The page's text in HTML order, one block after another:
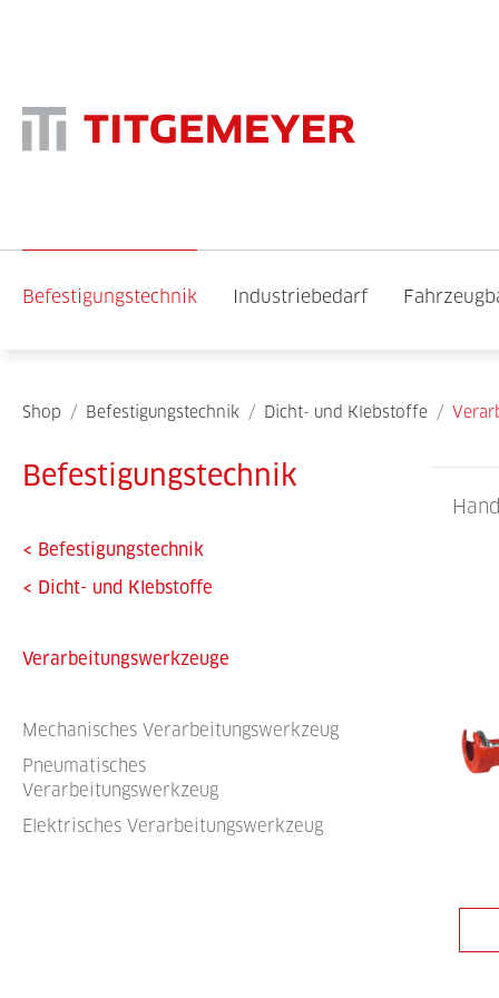
Befestigungstechnik Industriebedarf
Shop / Befestigungstechnik / Dicht- und Klebstoffe /
Befestigungstechnik
< Befestigungstechnik
< Dicht- und Klebstoffe
Verarbeitungswerkzeuge
Mechanisches Verarbeitungswerkzeug
Pneumatisches
Verarbeitungswerkzeug
Elektrisches Verarbeitungswerkzeug